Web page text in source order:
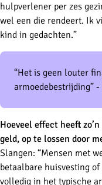
hulpverlener per zes
wel een die rendeert. Ik
kind in gedachten.”
“Het is geen louter
armoedebestrijding” -
Hoeveel effect heeft
geld, op te lossen door
Slangen: “Mensen met
betaalbare huisvesting
volledig in het typische